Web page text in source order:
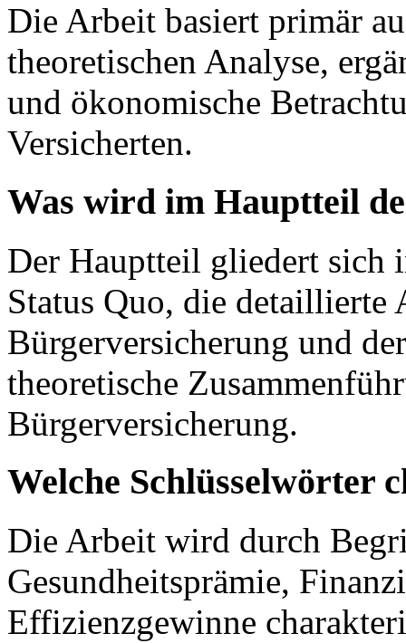
Die Arbeit basiert primär
theoretischen Analyse,
und ökonomische
Versicherten.
Was wird im Hauptteil
Der Hauptteil gliedert sich
Status Quo, die detaillierte
Bürgerversicherung und
theoretische
Bürgerversicherung.
Welche Schlüsselwörter
Die Arbeit wird durch
Gesundheitsprämie,
Effizienzgewinne